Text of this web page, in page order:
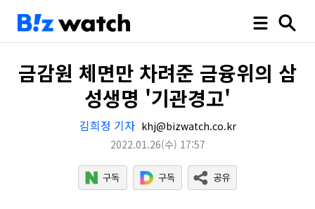
금감원 체면만 차려준 금융위의 삼
성생명 '기관경고'
김희정 기자 khj@bizwatch.co.kr
2022.01.26(수) 17:57